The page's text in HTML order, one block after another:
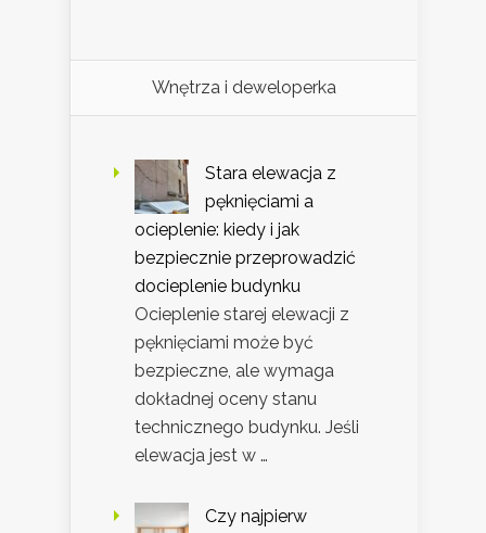
Wnętrza i deweloperka
Stara elewacja z
pęknięciami a
ocieplenie: kiedy i jak
bezpiecznie przeprowadzić
docieplenie budynku
Ocieplenie starej elewacji z
pęknięciami może być
bezpieczne, ale wymaga
dokładnej oceny stanu
technicznego budynku. Jeśli
elewacja jest w …
Czy najpierw